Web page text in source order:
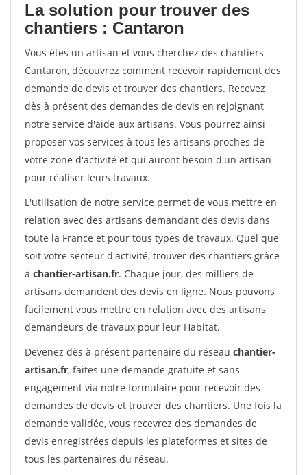
La solution pour trouver des
chantiers : Cantaron
Vous êtes un artisan et vous cherchez des chantiers
Cantaron, découvrez comment recevoir rapidement des
demande de devis et trouver des chantiers. Recevez
dès à présent des demandes de devis en rejoignant
notre service d'aide aux artisans. Vous pourrez ainsi
proposer vos services à tous les artisans proches de
votre zone d'activité et qui auront besoin d'un artisan
pour réaliser leurs travaux.
L'utilisation de notre service permet de vous mettre en
relation avec des artisans demandant des devis dans
toute la France et pour tous types de travaux. Quel que
soit votre secteur d'activité, trouver des chantiers grâce
à chantier-artisan.fr. Chaque jour, des milliers de
artisans demandent des devis en ligne. Nous pouvons
facilement vous mettre en relation avec des artisans
demandeurs de travaux pour leur Habitat.
Devenez dès à présent partenaire du réseau chantier-
artisan.fr, faites une demande gratuite et sans
engagement via notre formulaire pour recevoir des
demandes de devis et trouver des chantiers. Une fois la
demande validée, vous recevrez des demandes de
devis enregistrées depuis les plateformes et sites de
tous les partenaires du réseau.